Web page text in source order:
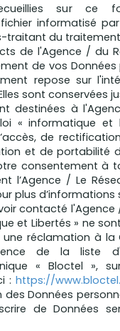
sur ce
informatisé
traitant du
de l'Agence / du
de vos Données
repose sur
sont conservées
destinées à
« informatique et
de
et de portabilité
consentement à
l’Agence / Le
plus d’informations
contacté l'Agence
et Libertés » ne
réclamation à la
de la liste
« Bloctel »,
: https://
Données
de Données